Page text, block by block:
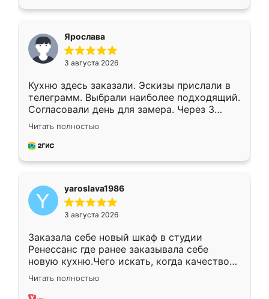
Ярослава
3 августа 2026
Кухню здесь заказали. Эскизы прислали в
телеграмм. Выбрали наиболее подходящий.
Согласовали день для замера. Через 3
недели кухня была уже готова. Остались
довольны работой. Спасибо Ренессанс
мебель за качественную работу!
Читать полностью
yaroslava1986
3 августа 2026
Заказала себе новый шкаф в студии
Ренессанс где ранее заказывала себе
новую кухню.Чего искать, когда качеством
вполне довольна. Служит кухня уже почти
два года, нареканий нет.
Читать полностью